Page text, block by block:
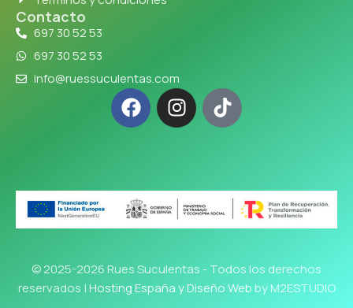
Contacto
697 30 52 53
697 30 52 53
info@ruessuculentas.com
© 2025-2026 Rues Suculentas - Todos los derechos
reservados |Hosting España y Diseño Webby M2ESTUDIO